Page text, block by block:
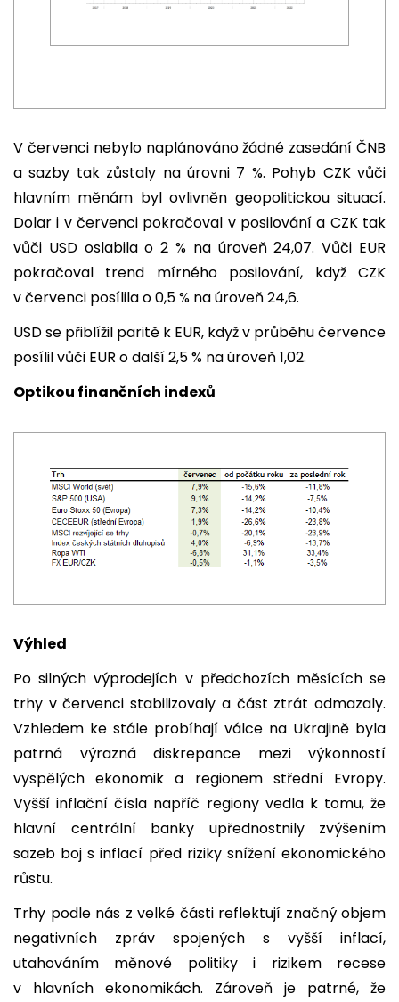
V červenci nebylo naplánováno žádné zasedání ČNB
a sazby tak zůstaly na úrovni 7 %. Pohyb CZK vůči
hlavním měnám byl ovlivněn geopolitickou situací.
Dolar i v červenci pokračoval v posilování a CZK tak
vůči USD oslabila o 2 % na úroveň 24,07. Vůči EUR
pokračoval trend mírného posilování, když CZK
v červenci posílila o 0,5 % na úroveň 24,6.
USD se přiblížil paritě k EUR, když v průběhu července
posílil vůči EUR o další 2,5 % na úroveň 1,02.
Optikou finančních indexů
Výhled
Po silných výprodejích v předchozích měsících se
trhy v červenci stabilizovaly a část ztrát odmazaly.
Vzhledem ke stále probíhají válce na Ukrajině byla
patrná výrazná diskrepance mezi výkonností
vyspělých ekonomik a regionem střední Evropy.
Vyšší inflační čísla napříč regiony vedla k tomu, že
hlavní centrální banky upřednostnily zvýšením
sazeb boj s inflací před riziky snížení ekonomického
růstu.
Trhy podle nás z velké části reflektují značný objem
negativních zpráv spojených s vyšší inflací,
utahováním měnové politiky i rizikem recese
v hlavních ekonomikách. Zároveň je patrné, že